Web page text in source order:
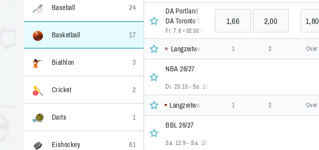
Baseball 24
Basketball 17
Biathlon 3
Cricket 2
Darts 1
Eishockey 61
DA Portland Fire
DA Toronto Tempo
Fr. 7.8 • 02:00 • 3 >>
1,66 2,00 1,80
Langzeitwetten, USA 1 2 Over
NBA 26/27
Di. 20.10 - So. 20.6
Langzeitwetten, Deutschland
1 2 Over
BBL 26/27
Sa. 12.9 - Sa. 19.6